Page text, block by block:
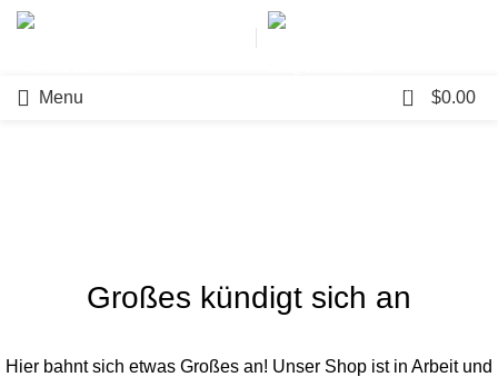
Menu 0 $0.00
Großes kündigt sich an
Hier bahnt sich etwas Großes an! Unser Shop ist in Arbeit und